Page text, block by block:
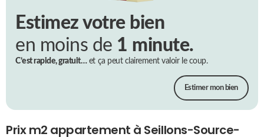
Estimez votre bien
en moins de 1 minute.
C’est rapide, gratuit…et ça peut clairement valoir le coup.
Estimer mon bien
Prix m2 appartement à Seillons-Source-